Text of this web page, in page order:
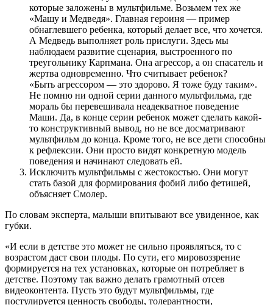
которые заложены в мультфильме. Возьмем тех же
«Машу и Медведя». Главная героиня — пример
обнаглевшего ребенка, который делает все, что хочется.
А Медведь выполняет роль прислуги. Здесь мы
наблюдаем развитие сценария, выстроенного по
треугольнику Карпмана. Она агрессор, а он спасатель и
жертва одновременно. Что считывает ребенок?
«Быть агрессором — это здорово. Я тоже буду таким».
Не помню ни одной серии данного мультфильма, где
мораль бы перевешивала неадекватное поведение
Маши. Да, в конце серии ребенок может сделать какой-
то конструктивный вывод, но не все досматривают
мультфильм до конца. Кроме того, не все дети способны
к рефлексии. Они просто видят конкретную модель
поведения и начинают следовать ей.
Исключить мультфильмы с жестокостью. Они могут
стать базой для формирования фобий либо фетишей,
объясняет Смолер.
По словам эксперта, малыши впитывают все увиденное, как
губки.
«И если в детстве это может не сильно проявляться, то с
возрастом даст свои плоды. По сути, его мировоззрение
формируется на тех установках, которые он потребляет в
детстве. Поэтому так важно делать грамотный отсев
видеоконтента. Пусть это будут мультфильмы, где
постулируется ценность свободы, толерантности,